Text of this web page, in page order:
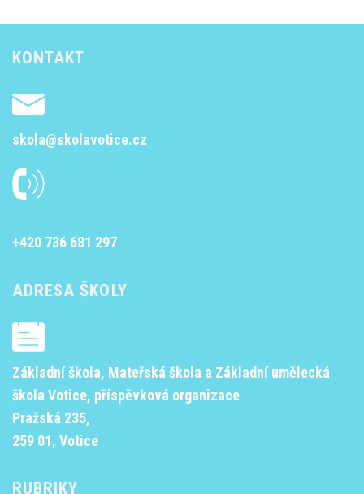
KONTAKT
skola@skolavotice.cz
+420 736 681 297
ADRESA ŠKOLY
Základní škola, Mateřská škola a Základní umělecká
škola Votice, příspěvková organizace
Pražská 235,
259 01, Votice
RUBRIKY